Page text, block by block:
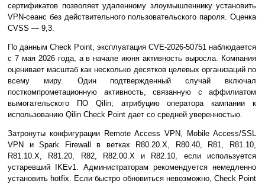
сертификатов позволяет удаленному злоумышленнику установить
VPN-сеанс без действительного пользовательского пароля. Оценка
CVSS — 9,3.
По данным Check Point, эксплуатация CVE-2026-50751 наблюдается
с 7 мая 2026 года, а в начале июня активность выросла. Компания
оценивает масштаб как несколько десятков целевых организаций по
всему миру. Один подтвержденный случай включал
посткомпрометационную активность, связанную с аффилиатом
вымогательского ПО Qilin; атрибуцию оператора кампании к
использованию Qilin Check Point дает со средней уверенностью.
Затронуты конфигурации Remote Access VPN, Mobile Access/SSL
VPN и Spark Firewall в ветках R80.20.X, R80.40, R81, R81.10,
R81.10.X, R81.20, R82, R82.00.X и R82.10, если используется
устаревший IKEv1. Администраторам рекомендуется немедленно
установить hotfix. Если быстро обновиться невозможно, Check Point